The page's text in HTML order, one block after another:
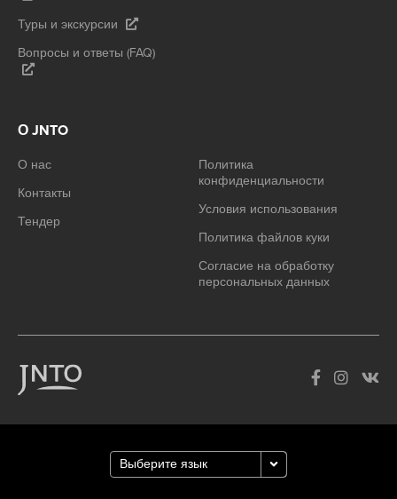
Туры и экскурсии
Вопросы и ответы (FAQ)
О JNTO
О нас
Контакты
Тендер
Политика
конфиденциальности
Условия использования
Политика файлов куки
Согласие на обработку
персональных данных